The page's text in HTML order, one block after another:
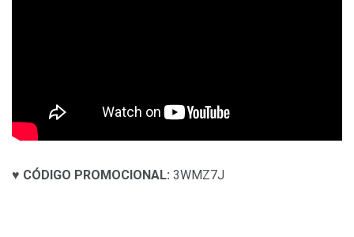
♥ CÓDIGO PROMOCIONAL: 3WMZ7J